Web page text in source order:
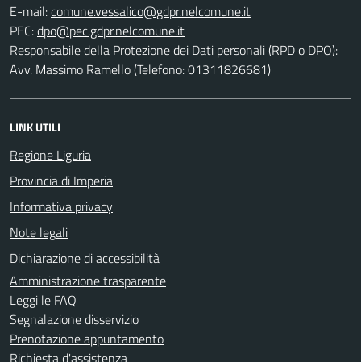
E-mail:
PEC:
Responsabile della Protezione dei Dati personali (RPD o DPO):
Avv. Massimo Ramello (Telefono: 01311826681)
LINK UTILI
Regione Liguria
Provincia di Imperia
Informativa privacy
Note legali
Dichiarazione di accessibilità
Amministrazione trasparente
Leggi le FAQ
Segnalazione disservizio
Prenotazione appuntamento
Richiesta d'assistenza